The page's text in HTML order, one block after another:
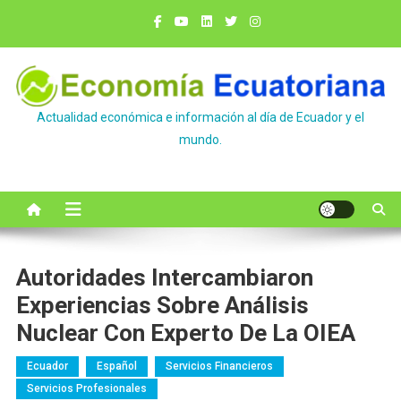
Actualidad económica e información al día de Ecuador y el
mundo.
Autoridades Intercambiaron
Experiencias Sobre Análisis
Nuclear Con Experto De La OIEA
Ecuador Español
Servicios Financieros
Servicios Profesionales